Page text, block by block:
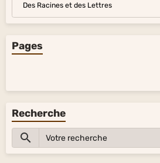
Des Racines et des Lettres
Pages
Recherche